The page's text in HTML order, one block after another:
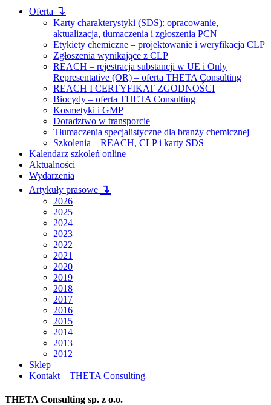
Oferta ↴
Karty charakterystyki (SDS): opracowanie,
aktualizacja, tłumaczenia i zgłoszenia PCN
Etykiety chemiczne – projektowanie i weryfikacja CLP
Zgłoszenia wynikające z CLP
REACH – rejestracja substancji w UE i Only
Representative (OR) – oferta THETA Consulting
REACH I CERTYFIKAT ZGODNOŚCI
Biocydy – oferta THETA Consulting
Kosmetyki i GMP
Doradztwo w transporcie
Tłumaczenia specjalistyczne dla branży chemicznej
Szkolenia – REACH, CLP i karty SDS
Kalendarz szkoleń online
Aktualności
Wydarzenia
Artykuły prasowe ↴
2026
2025
2024
2023
2022
2021
2020
2019
2018
2017
2016
2015
2014
2013
2012
Sklep
Kontakt – THETA Consulting
THETA Consulting sp. z o.o.